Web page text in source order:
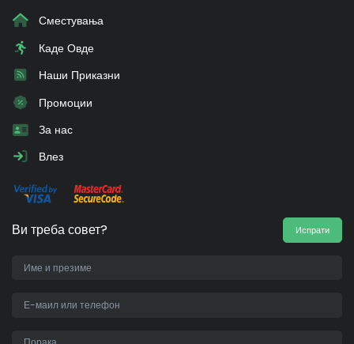
Сместувања
Каде Овде
Наши Приказни
Промоции
За нас
Влез
Ви треба совет? Испрати